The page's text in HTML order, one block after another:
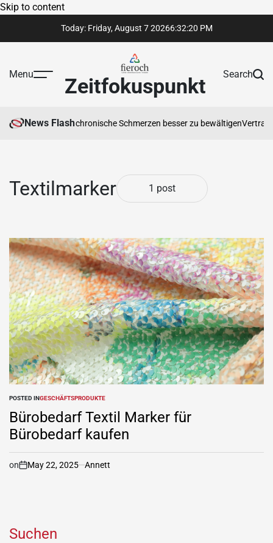
Skip to content
Today: Friday, August 7 20266:32:20 PM
Menu Zeitfokuspunkt Search
News Flash
Ihnen hilft, chronische Schmerzen besser zu bewältigen
Textilmarker 1 post
POSTED INGESCHÄFTSPRODUKTE
Bürobedarf Textil Marker für
Bürobedarf kaufen
on May 22, 2025 Annett
Suchen